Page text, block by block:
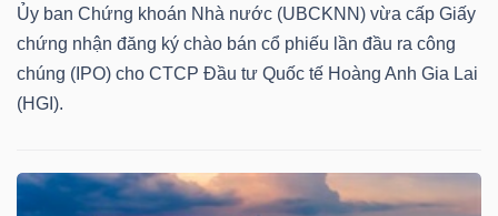
Ủy ban Chứng khoán Nhà nước (UBCKNN) vừa cấp Giấy
chứng nhận đăng ký chào bán cổ phiếu lần đầu ra công
chúng (IPO) cho CTCP Đầu tư Quốc tế Hoàng Anh Gia Lai
(HGI).
TƯ
DỮ